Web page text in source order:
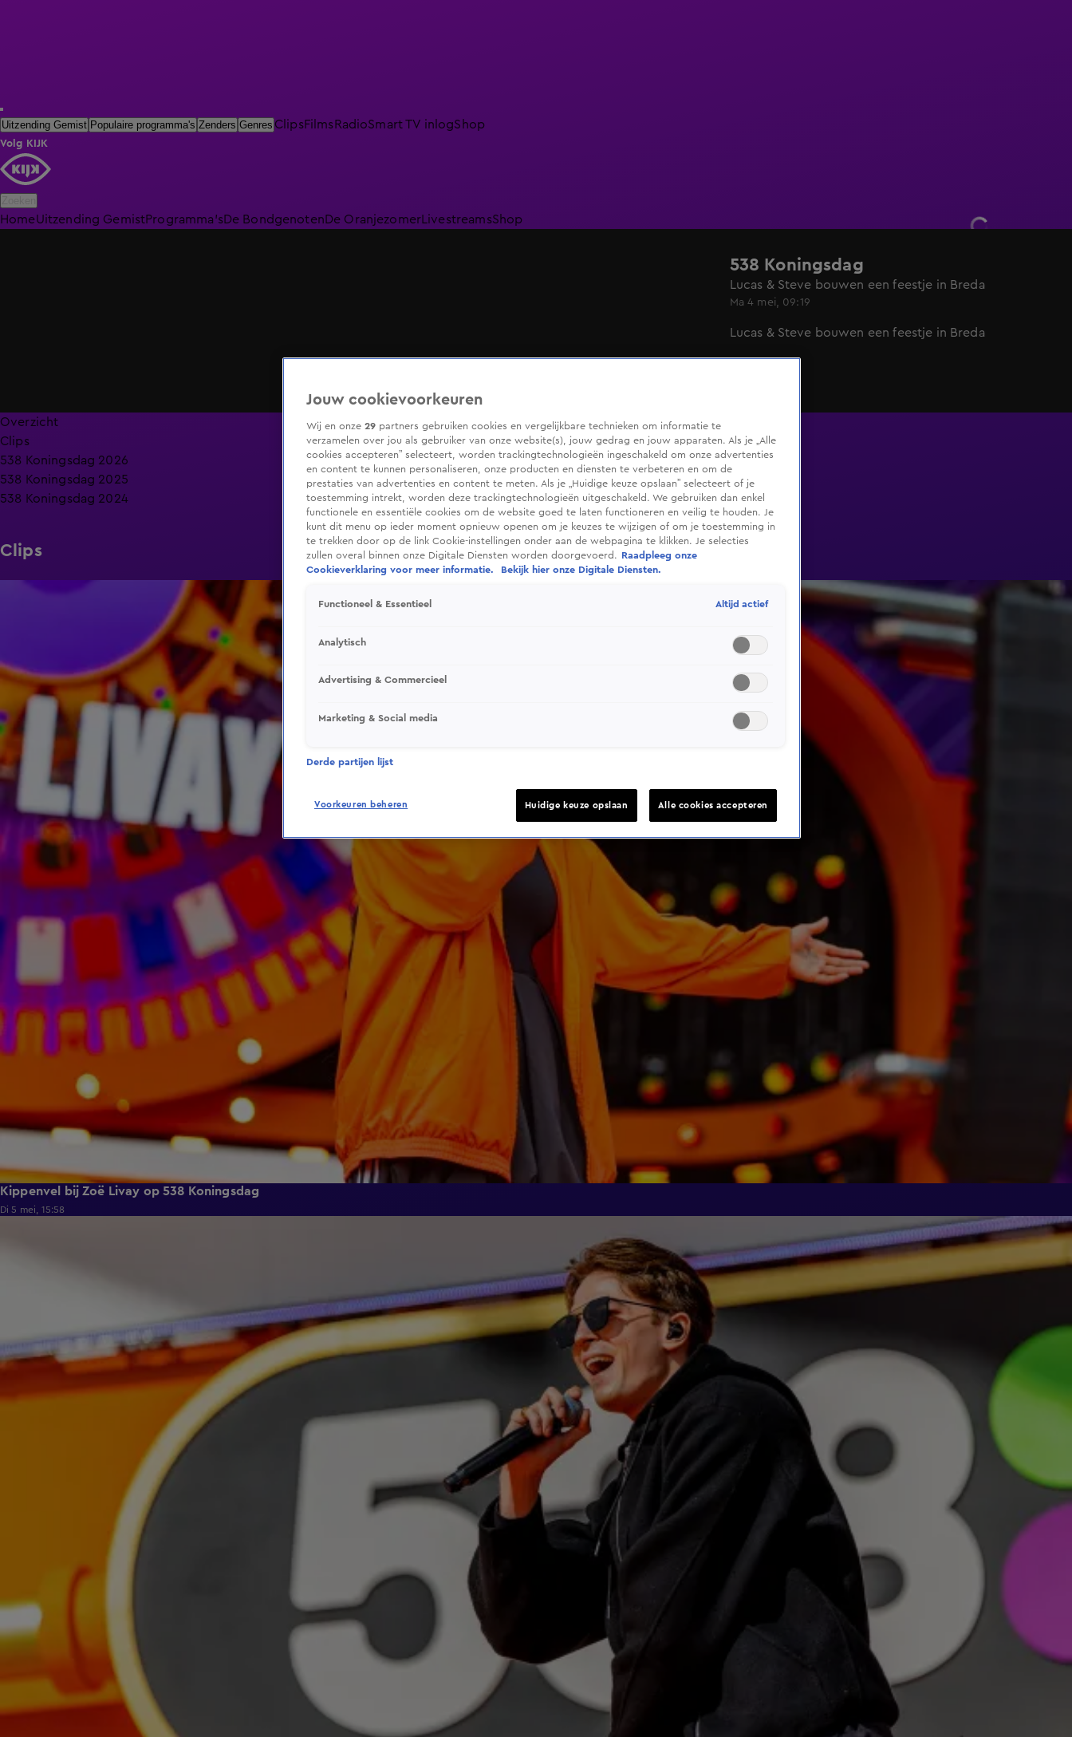
Uitzending Gemist Populaire programma's Zenders Genres ClipsFilmsRadioSmart TV inlogShop
Volg KIJK
HomeUitzending GemistProgramma'sDe BondgenotenDe Oranjezomer LivestreamsShop
538 Koningsdag
Lucas & Steve bouwen een feestje in Breda
Ma 4 mei, 09:19
Lucas & Steve bouwen een feestje in Breda
Overzicht
Clips
538 Koningsdag 2026
538 Koningsdag 2025
538 Koningsdag 2024
Clips
Kippenvel bij Zoë Livay op 538 Koningsdag
Di 5 mei, 15:58
Jouw cookievoorkeuren
Wij en onze 29 partners gebruiken cookies en vergelijkbare technieken om informatie te
verzamelen over jou als gebruiker van onze website(s), jouw gedrag en jouw apparaten. Als je „Alle
cookies accepteren” selecteert, worden trackingtechnologieën ingeschakeld om onze advertenties
en content te kunnen personaliseren, onze producten en diensten te verbeteren en om de
prestaties van advertenties en content te meten. Als je „Huidige keuze opslaan” selecteert of je
toestemming intrekt, worden deze trackingtechnologieën uitgeschakeld. We gebruiken dan enkel
functionele en essentiële cookies om de website goed te laten functioneren en veilig te houden. Je
kunt dit menu op ieder moment opnieuw openen om je keuzes te wijzigen of om je toestemming in
te trekken door op de link Cookie-instellingen onder aan de webpagina te klikken. Je selecties
zullen overal binnen onze Digitale Diensten worden doorgevoerd.
Raadpleeg onze
Cookieverklaring voor meer informatie.
Bekijk hier onze Digitale Diensten.
Functioneel & Essentieel Altijd actief
Analytisch
Advertising & Commercieel
Marketing & Social media
Derde partijen lijst
Voorkeuren beheren Huidige keuze opslaan Alle cookies accepteren